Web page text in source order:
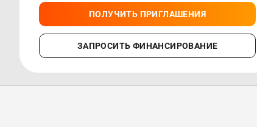
ПОЛУЧИТЬ ПРИГЛАШЕНИЯ
ЗАПРОСИТЬ ФИНАНСИРОВАНИЕ